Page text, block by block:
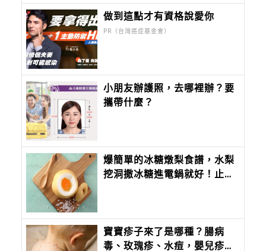
做到這點才有資格說愛你
PR（台灣癌症基金會）
小朋友辦護照，去哪裡辦？要
攜帶什麼？
爆簡單的冰糖燉梨食譜，水梨
挖洞撒冰糖進電鍋就好！止咳
寶寶疹子來了是哪種？腸病
毒、玫瑰疹、水痘，嬰兒疹子